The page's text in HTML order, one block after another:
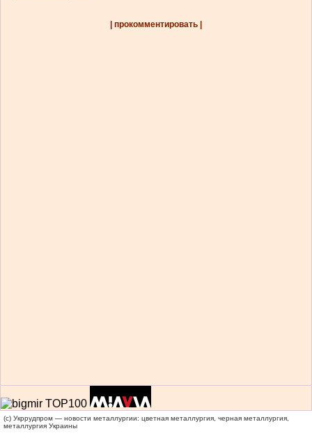
| прокомментировать |
(c) Укррудпром — новости металлургии: цветная металлургия, черная металлургия,
металлургия Украины